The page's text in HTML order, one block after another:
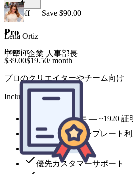
50% off — Save $90.00
Pro
Popular
$39.00$19.50/ month
プロのクリエイターやチーム向け
Includes
9,600 credits 年 — ~1920
全スタイルテンプレート
優先生成キュー
優先カスタマーサポート
月に200件以上の研修修了証を発行
Maker導入前はCanvaで何時間も費
括生成できます。バッチ機能だけ
した。